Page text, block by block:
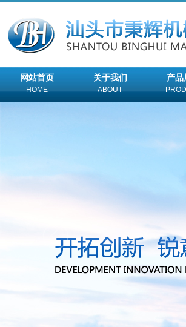
网站首页
HOME
关于我们
ABOUT
产品